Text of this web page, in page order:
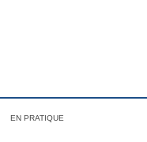
EN PRATIQUE